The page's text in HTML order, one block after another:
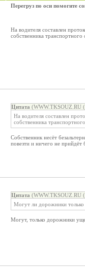
Перегруз по оси помогите
На водителя составлен
собственника транспортного
Цитата
На водителя составлен
собственника
Собственник несёт
повезти и ничего не прийдёт
Цитата
Могут ли дорожники только
Могут, только дорожники